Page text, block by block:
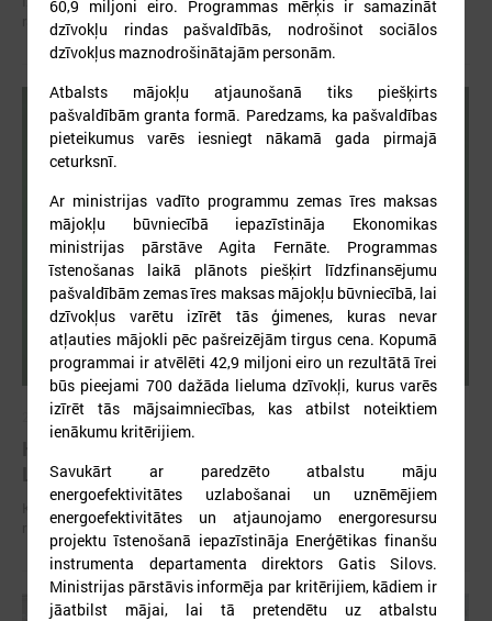
radīt būtiskus riskus
2026. gada 01. jūlijs
Komitejā diskutē par patvertņu problemātiku
Latvijā un iespējamiem risinājumiem
Komitejā diskutē par patvertņu problemātiku Latvijā un iespējamiem
risinājumiem
60,9 miljoni eiro. Programmas mērķis ir samazināt
dzīvokļu rindas pašvaldībās, nodrošinot sociālos
dzīvokļus maznodrošinātajām personām.
Atbalsts mājokļu atjaunošanā tiks piešķirts
pašvaldībām granta formā. Paredzams, ka pašvaldības
pieteikumus varēs iesniegt nākamā gada pirmajā
ceturksnī.
Ar ministrijas vadīto programmu zemas īres maksas
mājokļu būvniecībā iepazīstināja Ekonomikas
ministrijas pārstāve Agita Fernāte. Programmas
īstenošanas laikā plānots piešķirt līdzfinansējumu
pašvaldībām zemas īres maksas mājokļu būvniecībā, lai
dzīvokļus varētu izīrēt tās ģimenes, kuras nevar
atļauties mājokli pēc pašreizējām tirgus cena. Kopumā
programmai ir atvēlēti 42,9 miljoni eiro un rezultātā īrei
būs pieejami 700 dažāda lieluma dzīvokļi, kurus varēs
izīrēt tās mājsaimniecības, kas atbilst noteiktiem
ienākumu kritērijiem.
Savukārt ar paredzēto atbalstu māju
energoefektivitātes uzlabošanai un uznēmējiem
energoefektivitātes un atjaunojamo energoresursu
projektu īstenošanā iepazīstināja Enerģētikas finanšu
instrumenta departamenta direktors Gatis Silovs.
Ministrijas pārstāvis informēja par kritērijiem, kādiem ir
jāatbilst mājai, lai tā pretendētu uz atbalstu